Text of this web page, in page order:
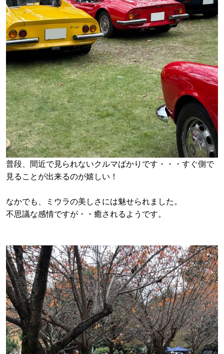
普段、間近で見られないクルマばかりです・・・すぐ側で
見ることが出来るのが嬉しい！
なかでも、ミウラの美しさには魅せられました。
不思議な感情ですが・・癒されるようです。